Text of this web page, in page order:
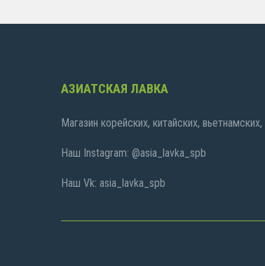
АЗИАТСКАЯ ЛАВКА
Магазин корейских, китайских,
Наш Instagram: @asia_lavka_spb
Наш Vk: asia_lavka_spb